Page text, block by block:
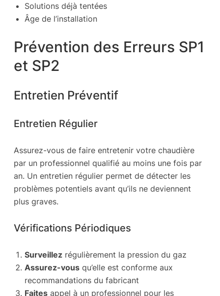
Solutions déjà tentées
Âge de l’installation
Prévention des Erreurs SP1
et SP2
Entretien Préventif
Entretien Régulier
Assurez-vous de faire entretenir votre chaudière
par un professionnel qualifié au moins une fois par
an. Un entretien régulier permet de détecter les
problèmes potentiels avant qu’ils ne deviennent
plus graves.
Vérifications Périodiques
Surveillez régulièrement la pression du gaz
Assurez-vous qu’elle est conforme aux
recommandations du fabricant
Faites appel à un professionnel pour les